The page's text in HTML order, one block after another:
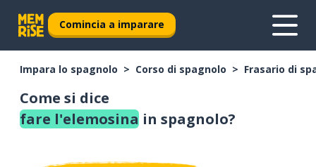
Comincia a imparare
Impara lo spagnolo Corso di spagnolo Frasario di
Come si dice
fare l'elemosina in spagnolo?